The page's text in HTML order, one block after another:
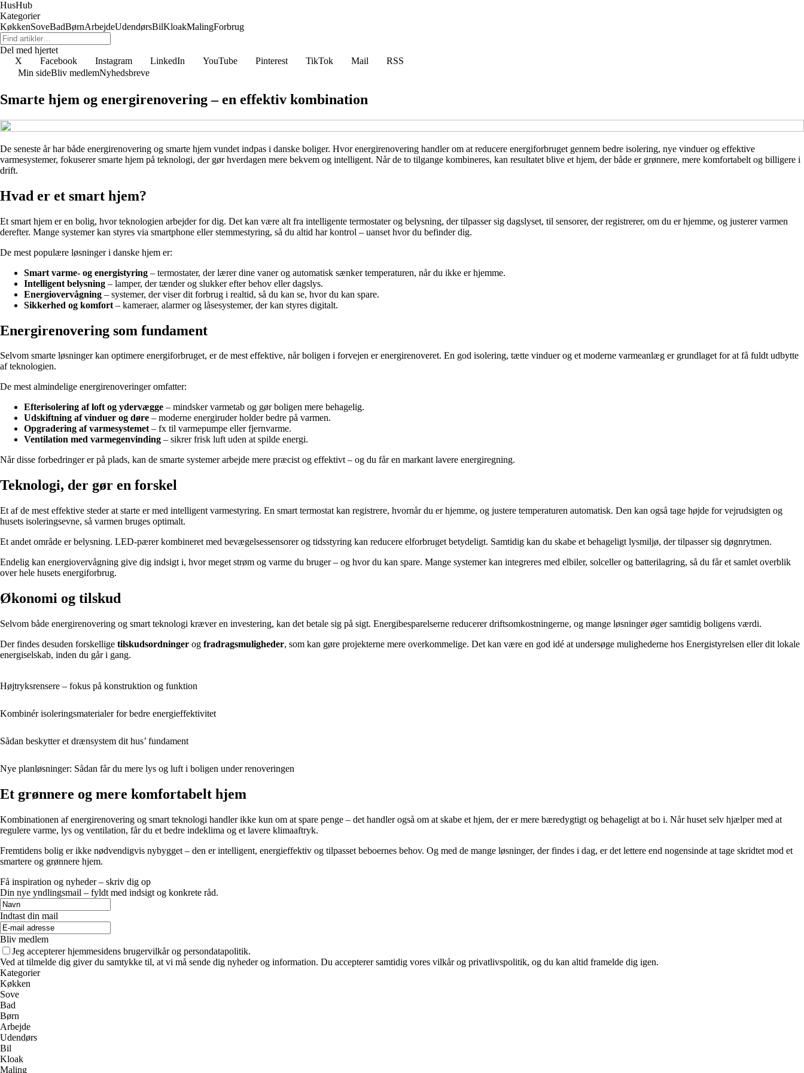
HusHub
Kategorier
KøkkenSoveBadBørnArbejdeUdendørsBilKloakMalingForbrug
Del med hjertet
X
Facebook Instagram LinkedIn YouTube Pinterest TikTok Mail
RSS
Min sideBliv medlemNyhedsbreve
Smarte hjem og energirenovering – en effektiv kombination
De seneste år har både energirenovering og smarte hjem vundet indpas i danske boliger. Hvor energirenovering handler om at reducere energiforbruget gennem bedre isolering, nye vinduer og effektive
varmesystemer, fokuserer smarte hjem på teknologi, der gør hverdagen mere bekvem og intelligent. Når de to tilgange kombineres, kan resultatet blive et hjem, der både er grønnere, mere komfortabelt og billigere i
drift.
Hvad er et smart hjem?
Et smart hjem er en bolig, hvor teknologien arbejder for dig. Det kan være alt fra intelligente termostater og belysning, der tilpasser sig dagslyset, til sensorer, der registrerer, om du er hjemme, og justerer varmen
derefter. Mange systemer kan styres via smartphone eller stemmestyring, så du altid har kontrol – uanset hvor du befinder dig.
De mest populære løsninger i danske hjem er:
Smart varme- og energistyring – termostater, der lærer dine vaner og automatisk sænker temperaturen, når du ikke er hjemme.
Intelligent belysning – lamper, der tænder og slukker efter behov eller dagslys.
Energiovervågning – systemer, der viser dit forbrug i realtid, så du kan se, hvor du kan spare.
Sikkerhed og komfort – kameraer, alarmer og låsesystemer, der kan styres digitalt.
Energirenovering som fundament
Selvom smarte løsninger kan optimere energiforbruget, er de mest effektive, når boligen i forvejen er energirenoveret. En god isolering, tætte vinduer og et moderne varmeanlæg er grundlaget for at få fuldt udbytte
af teknologien.
De mest almindelige energirenoveringer omfatter:
Efterisolering af loft og ydervægge – mindsker varmetab og gør boligen mere behagelig.
Udskiftning af vinduer og døre – moderne energiruder holder bedre på varmen.
Opgradering af varmesystemet– fx til varmepumpe eller fjernvarme.
Ventilation med varmegenvinding – sikrer frisk luft uden at spilde energi.
Når disse forbedringer er på plads, kan de smarte systemer arbejde mere præcist og effektivt – og du får en markant lavere energiregning.
Teknologi, der gør en forskel
Et af de mest effektive steder at starte er med intelligent varmestyring. En smart termostat kan registrere, hvornår du er hjemme, og justere temperaturen automatisk. Den kan også tage højde for vejrudsigten og
husets isoleringsevne, så varmen bruges optimalt.
Et andet område er belysning. LED-pærer kombineret med bevægelsessensorer og tidsstyring kan reducere elforbruget betydeligt. Samtidig kan du skabe et behageligt lysmiljø, der tilpasser sig døgnrytmen.
Endelig kan energiovervågning give dig indsigt i, hvor meget strøm og varme du bruger – og hvor du kan spare. Mange systemer kan integreres med elbiler, solceller og batterilagring, så du får et samlet overblik
over hele husets energiforbrug.
Økonomi og tilskud
Selvom både energirenovering og smart teknologi kræver en investering, kan det betale sig på sigt. Energibesparelserne reducerer driftsomkostningerne, og mange løsninger øger samtidig boligens værdi.
Der findes desuden forskellige tilskudsordninger og fradragsmuligheder, som kan gøre projekterne mere overkommelige. Det kan være en god idé at undersøge mulighederne hos Energistyrelsen eller dit lokale
energiselskab, inden du går i gang.
Højtryksrensere – fokus på konstruktion og funktion
Kombinér isoleringsmaterialer for bedre energieffektivitet
Sådan beskytter et drænsystem dit hus’ fundament
Nye planløsninger: Sådan får du mere lys og luft i boligen under renoveringen
Et grønnere og mere komfortabelt hjem
Kombinationen af energirenovering og smart teknologi handler ikke kun om at spare penge – det handler også om at skabe et hjem, der er mere bæredygtigt og behageligt at bo i. Når huset selv hjælper med at
regulere varme, lys og ventilation, får du et bedre indeklima og et lavere klimaaftryk.
Fremtidens bolig er ikke nødvendigvis nybygget – den er intelligent, energieffektiv og tilpasset beboernes behov. Og med de mange løsninger, der findes i dag, er det lettere end nogensinde at tage skridtet mod et
smartere og grønnere hjem.
Få inspiration og nyheder – skriv dig op
Din nye yndlingsmail – fyldt med indsigt og konkrete råd.
Indtast din mail
Bliv medlem
Jeg accepterer hjemmesidens brugervilkår og persondatapolitik.
Ved at tilmelde dig giver du samtykke til, at vi må sende dig nyheder og information. Du accepterer samtidig vores vilkår og privatlivspolitik, og du kan altid framelde dig igen.
Kategorier
Køkken
Sove
Bad
Børn
Arbejde
Udendørs
Bil
Kloak
Maling